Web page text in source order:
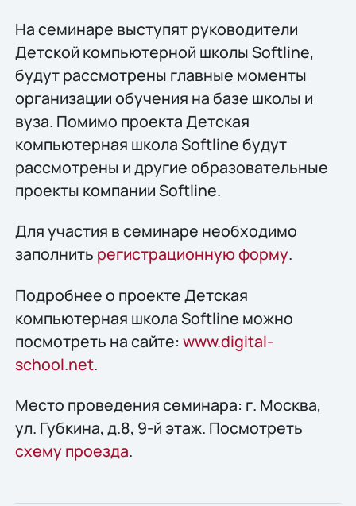
На семинаре выступят руководители
Детской компьютерной школы Softline,
будут рассмотрены главные моменты
организации обучения на базе школы и
вуза. Помимо проекта Детская
компьютерная школа Softline будут
рассмотрены и другие образовательные
проекты компании Softline.
Для участия в семинаре необходимо
заполнить регистрационную форму.
Подробнее о проекте Детская
компьютерная школа Softline можно
посмотреть на сайте: www.digital-
school.net.
Место проведения семинара: г. Москва,
ул. Губкина, д.8, 9-й этаж. Посмотреть
схему проезда.